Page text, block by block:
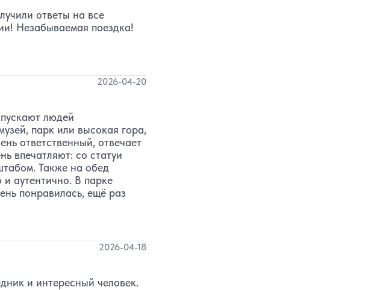
ответы на все
Незабываемая поездка!
2026-04-20
людей
парк или высокая гора,
ответственный, отвечает
впечатляют: со статуи
Также на обед
аутентично. В парке
понравилась, ещё раз
2026-04-18
и интересный человек.